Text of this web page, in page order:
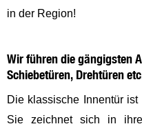
in der Region!
Wir führen die gängigsten
Schiebetüren, Drehtüren
Die klassische Innentür
Sie zeichnet sich in